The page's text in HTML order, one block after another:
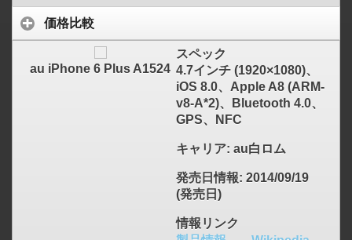
価格比較
au iPhone 6 Plus A1524
スペック
4.7インチ (1920×1080)、
iOS 8.0、Apple A8 (ARM-
v8-A*2)、Bluetooth 4.0、
GPS、NFC
キャリア: au白ロム
発売日情報: 2014/09/19
(発売日)
情報リンク